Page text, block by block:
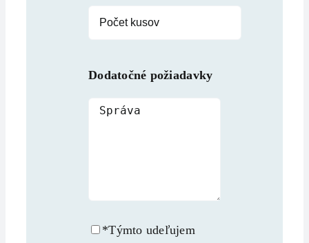
Dodatočné požiadavky
*Týmto udeľujem